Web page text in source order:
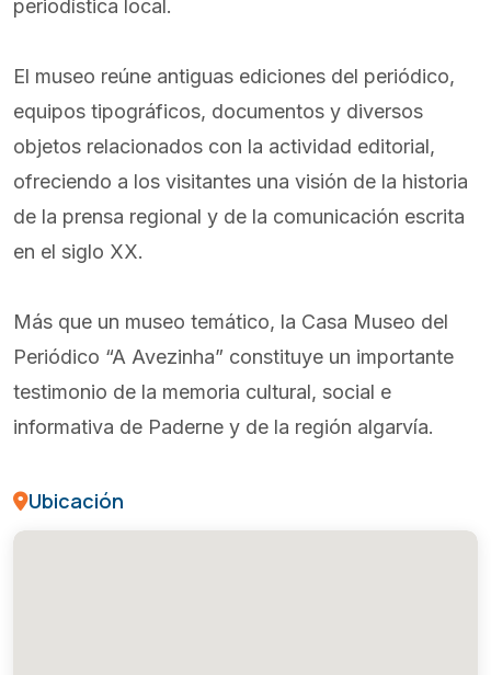
periodística local.
El museo reúne antiguas ediciones del periódico,
equipos tipográficos, documentos y diversos
objetos relacionados con la actividad editorial,
ofreciendo a los visitantes una visión de la historia
de la prensa regional y de la comunicación escrita
en el siglo XX.
Más que un museo temático, la Casa Museo del
Periódico “A Avezinha” constituye un importante
testimonio de la memoria cultural, social e
informativa de Paderne y de la región algarvía.
Ubicación